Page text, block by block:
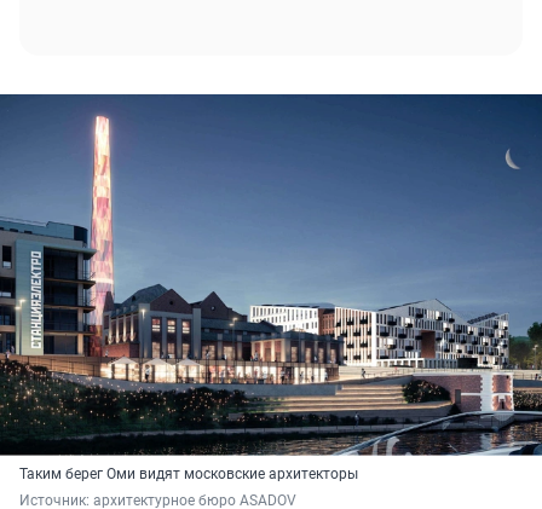
Таким берег Оми видят московские архитекторы
Источник: архитектурное бюро ASADOV